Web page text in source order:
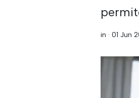
in ·01 Jun